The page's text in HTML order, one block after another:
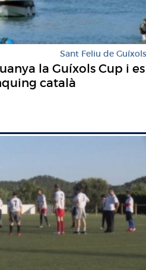
Sant Feliu de Guíxols
la Guíxols Cup i es
català